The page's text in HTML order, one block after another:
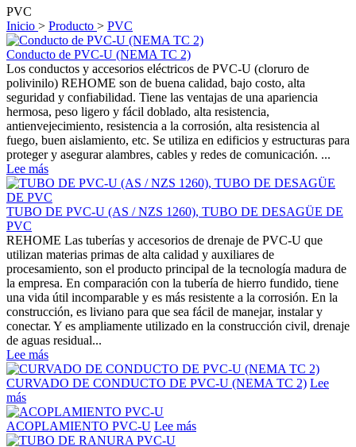
PVC
Inicio > Producto > PVC
Conducto de PVC-U (NEMA TC 2)
Los conductos y accesorios eléctricos de PVC-U (cloruro de
polivinilo) REHOME son de buena calidad, bajo costo, alta
seguridad y confiabilidad. Tiene las ventajas de una apariencia
hermosa, peso ligero y fácil doblado, alta resistencia,
antienvejecimiento, resistencia a la corrosión, alta resistencia al
fuego, buen aislamiento, etc. Se utiliza en edificios y estructuras para
proteger y asegurar alambres, cables y redes de comunicación. ...
Lee más
TUBO DE PVC-U (AS / NZS 1260), TUBO DE DESAGÜE DE
PVC
REHOME Las tuberías y accesorios de drenaje de PVC-U que
utilizan materias primas de alta calidad y auxiliares de
procesamiento, son el producto principal de la tecnología madura de
la empresa. En comparación con la tubería de hierro fundido, tiene
una vida útil incomparable y es más resistente a la corrosión. En la
construcción, es liviano para que sea fácil de manejar, instalar y
conectar. Y es ampliamente utilizado en la construcción civil, drenaje
de aguas residual...
Lee más
CURVADO DE CONDUCTO DE PVC-U (NEMA TC 2) Lee
más
ACOPLAMIENTO PVC-U Lee más